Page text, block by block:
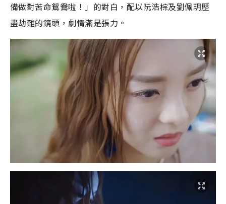
備做對苦命鴛鴦啦！」的對白，配以阮浩棕及劉佩玥歷
盡劫難的鏡頭，劇情滿是張力。